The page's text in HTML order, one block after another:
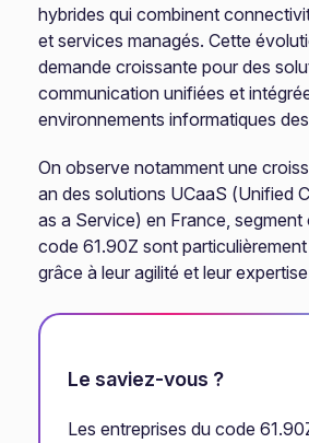
hybrides qui combinent
et services managés. Cette
demande croissante pour des
communication unifiées et
environnements informatiques
On observe notamment une
an des solutions UCaaS (Unified
as a Service) en France,
code 61.90Z sont
grâce à leur agilité et leur
Le saviez-vous ?
Les entreprises du code